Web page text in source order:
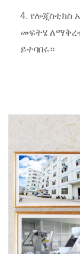
4. የሎጂስቲክስ
መፍትሄ
ይተባበሩ።